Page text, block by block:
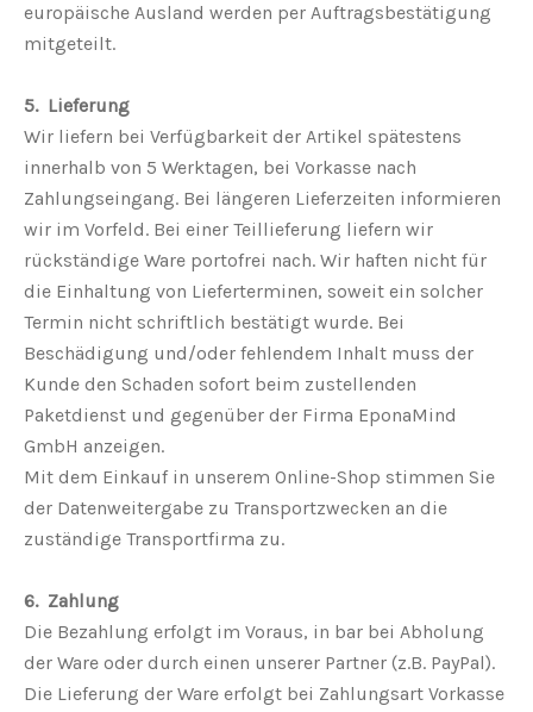
europäische Ausland werden per Auftragsbestätigung
mitgeteilt.
5. Lieferung
Wir liefern bei Verfügbarkeit der Artikel spätestens
innerhalb von 5 Werktagen, bei Vorkasse nach
Zahlungseingang. Bei längeren Lieferzeiten informieren
wir im Vorfeld. Bei einer Teillieferung liefern wir
rückständige Ware portofrei nach. Wir haften nicht für
die Einhaltung von Lieferterminen, soweit ein solcher
Termin nicht schriftlich bestätigt wurde. Bei
Beschädigung und/oder fehlendem Inhalt muss der
Kunde den Schaden sofort beim zustellenden
Paketdienst und gegenüber der Firma EponaMind
GmbH anzeigen.
Mit dem Einkauf in unserem Online-Shop stimmen Sie
der Datenweitergabe zu Transportzwecken an die
zuständige Transportfirma zu.
6. Zahlung
Die Bezahlung erfolgt im Voraus, in bar bei Abholung
der Ware oder durch einen unserer Partner (z.B. PayPal).
Die Lieferung der Ware erfolgt bei Zahlungsart Vorkasse